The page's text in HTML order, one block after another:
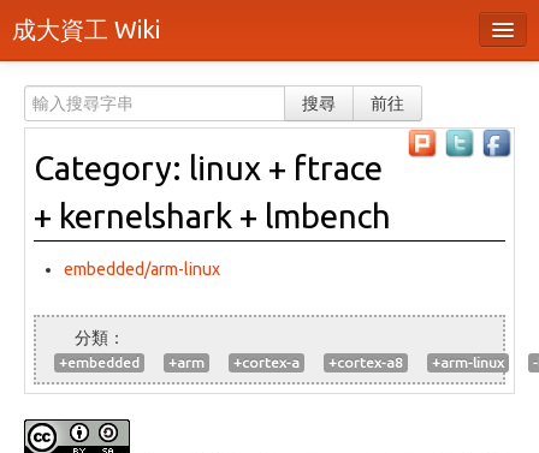
成大資工 Wiki
分類
隨機頁面
最近活動
上傳檔案
登入 / 註冊帳號
搜尋 前往
Category: linux + ftrace
+ kernelshark + lmbench
embedded/arm-linux
+embedded +arm +cortex-a +cortex-a8 +arm-linux